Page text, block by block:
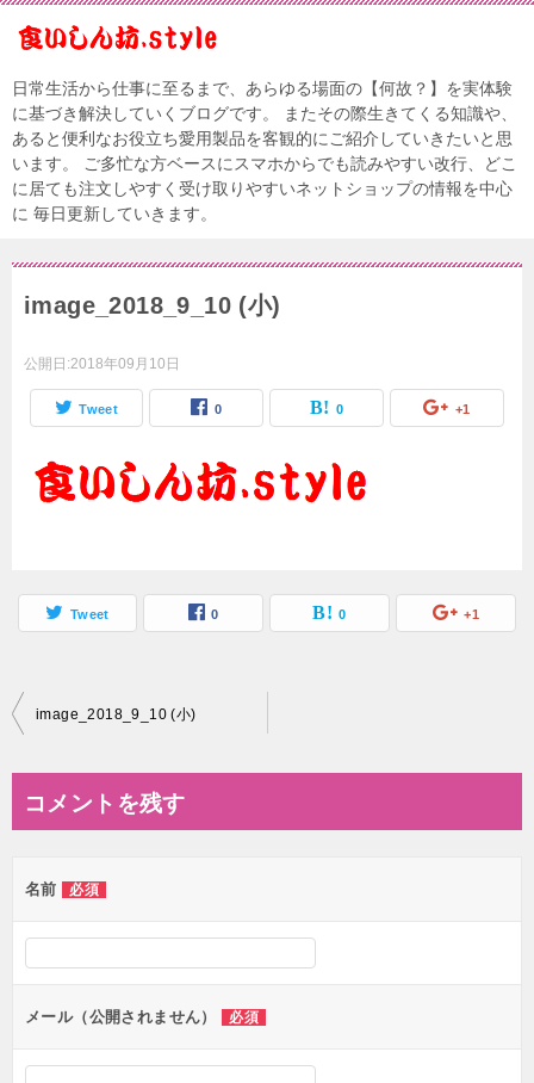
日常生活から仕事に至るまで、あらゆる場面の【何故？】を実体験
に基づき解決していくブログです。 またその際生きてくる知識や、
あると便利なお役立ち愛用製品を客観的にご紹介していきたいと思
います。 ご多忙な方ベースにスマホからでも読みやすい改行、どこ
に居ても注文しやすく受け取りやすいネットショップの情報を中心
に 毎日更新していきます。
image_2018_9_10 (小)
公開日:2018年09月10日
Tweet 0 0 +1
Tweet 0 0 +1
投
ビ
ー
シ
ン
image_2018_9_10 (小)
コメントを残す
名前 必須
メール（公開されません） 必須